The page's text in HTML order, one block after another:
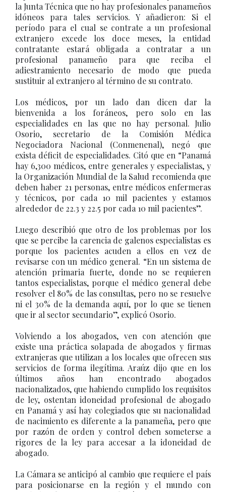
la Junta Técnica que no hay profesionales panameños
idóneos para tales servicios. Y añadieron: Si el
período para el cual se contrate a un profesional
extranjero excede los doce meses, la entidad
contratante estará obligada a contratar a un
profesional panameño para que reciba el
adiestramiento necesario de modo que pueda
sustituir al extranjero al término de su contrato.
Los médicos, por un lado dan dicen dar la
bienvenida a los foráneos, pero solo en las
especialidades en las que no hay personal. Julio
Osorio, secretario de la Comisión Médica
Negociadora Nacional (Conmenenal), negó que
exista déficit de especialidades. Citó que en “Panamá
hay 6,300 médicos, entre generales y especialistas, y
la Organización Mundial de la Salud recomienda que
deben haber 21 personas, entre médicos enfermeras
y técnicos, por cada 10 mil pacientes y estamos
alrededor de 22.3 y 22.5 por cada 10 mil pacientes”.
Luego describió que otro de los problemas por los
que se percibe la carencia de galenos especialistas es
porque los pacientes acuden a ellos en vez de
revisarse con un médico general. “En un sistema de
atención primaria fuerte, donde no se requieren
tantos especialistas, porque el médico general debe
resolver el 80% de las consultas, pero no se resuelve
ni el 30% de la demanda aquí, por lo que se tienen
que ir al sector secundario”, explicó Osorio.
Volviendo a los abogados, ven con atención que
existe una práctica solapada de abogados y firmas
extranjeras que utilizan a los locales que ofrecen sus
servicios de forma ilegítima. Araúz dijo que en los
últimos años han encontrado abogados
nacionalizados, que habiendo cumplido los requisitos
de ley, ostentan idoneidad profesional de abogado
en Panamá y así hay colegiados que su nacionalidad
de nacimiento es diferente a la panameña, pero que
por razón de orden y control deben someterse a
rigores de la ley para accesar a la idoneidad de
abogado.
La Cámara se anticipó al cambio que requiere el país
para posicionarse en la región y el mundo con